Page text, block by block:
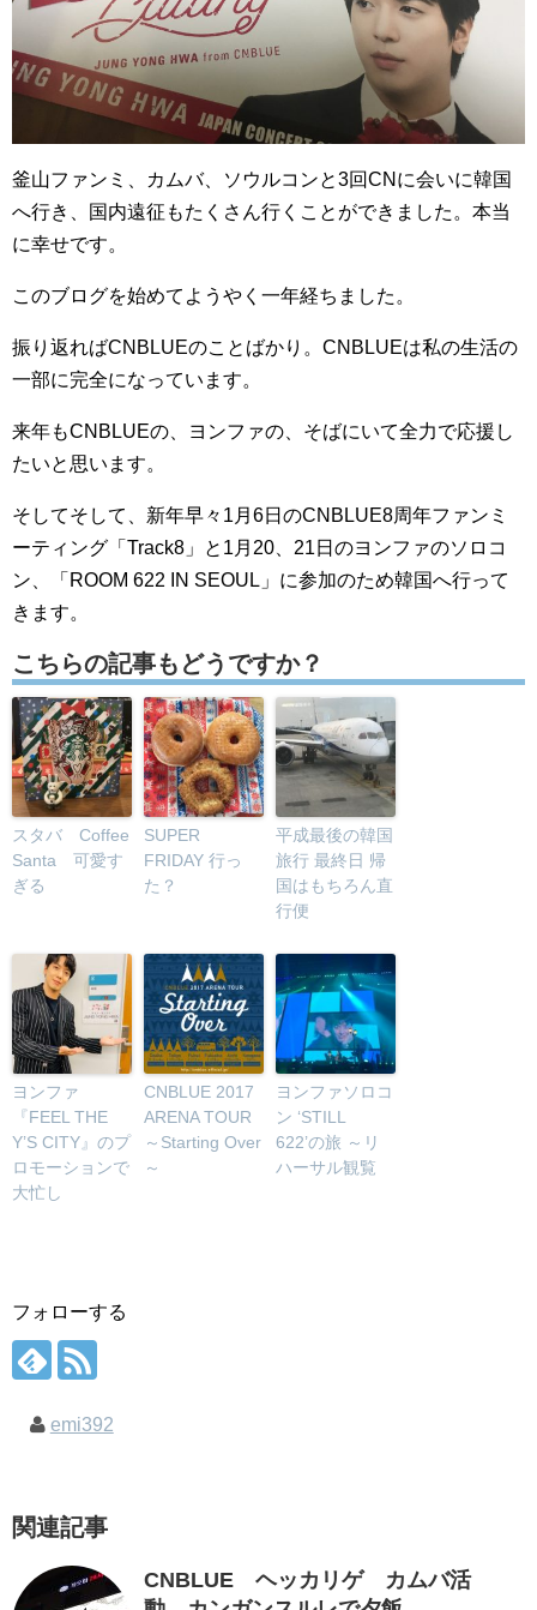
釜山ファンミ、カムバ、ソウルコンと3回CNに会いに韓国
へ行き、国内遠征もたくさん行くことができました。本当
に幸せです。
このブログを始めてようやく一年経ちました。
振り返ればCNBLUEのことばかり。CNBLUEは私の生活の
一部に完全になっています。
来年もCNBLUEの、ヨンファの、そばにいて全力で応援し
たいと思います。
そしてそして、新年早々1月6日のCNBLUE8周年ファンミ
ーティング「Track8」と1月20、21日のヨンファのソロコ
ン、「ROOM 622 IN SEOUL」に参加のため韓国へ行って
きます。
こちらの記事もどうですか？
スタバ Coffee
Santa 可愛す
ぎる
SUPER
FRIDAY 行っ
た？
平成最後の韓国
旅行 最終日 帰
国はもちろん直
行便
ヨンファ
『FEEL THE
Y’S CITY』のプ
ロモーションで
大忙し
CNBLUE 2017
ARENA TOUR
～Starting Over
～
ヨンファソロコ
ン ‘STILL
622’の旅 ～リ
ハーサル観覧
フォローする
emi392
関連記事
CNBLUE ヘッカリゲ カムバ活